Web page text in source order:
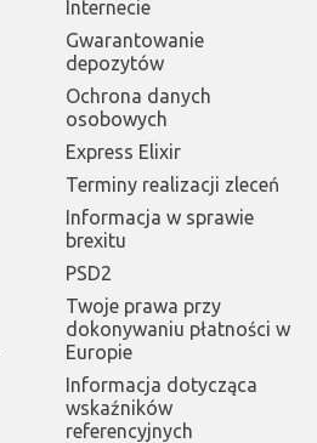
Internecie
Gwarantowanie
depozytów
Ochrona danych
osobowych
Express Elixir
Terminy realizacji zleceń
Informacja w sprawie
brexitu
PSD2
Twoje prawa przy
dokonywaniu płatności w
Europie
Informacja dotycząca
wskaźników
referencyjnych